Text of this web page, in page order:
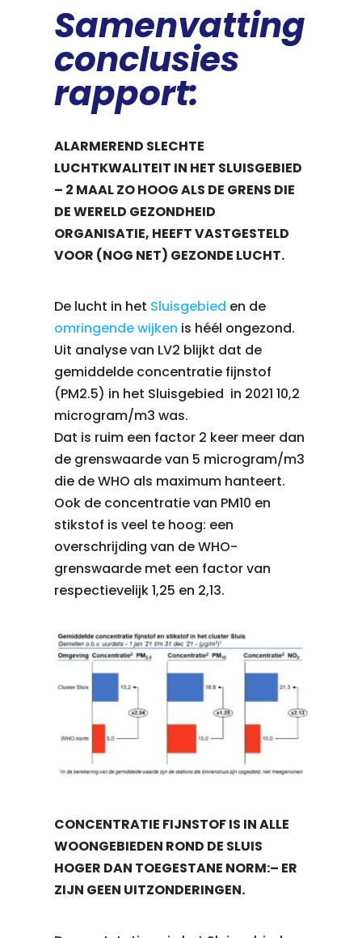
Samenvatting
conclusies
rapport:
ALARMEREND SLECHTE
LUCHTKWALITEIT IN HET SLUISGEBIED
– 2 MAAL ZO HOOG ALS DE GRENS DIE
DE WERELD GEZONDHEID
ORGANISATIE, HEEFT VASTGESTELD
VOOR (NOG NET) GEZONDE LUCHT.
De lucht in het Sluisgebied en de
omringende wijken is héél ongezond.
Uit analyse van LV2 blijkt dat de
gemiddelde concentratie fijnstof
(PM2.5) in het Sluisgebied in 2021 10,2
microgram/m3 was.
Dat is ruim een factor 2 keer meer dan
de grenswaarde van 5 microgram/m3
die de WHO als maximum hanteert.
Ook de concentratie van PM10 en
stikstof is veel te hoog: een
overschrijding van de WHO-
grenswaarde met een factor van
respectievelijk 1,25 en 2,13.
CONCENTRATIE FIJNSTOF IS IN ALLE
WOONGEBIEDEN ROND DE SLUIS
HOGER DAN TOEGESTANE NORM:– ER
ZIJN GEEN UITZONDERINGEN.